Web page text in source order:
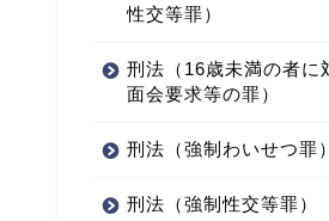
性交等罪）
刑法（16歳未満の者に
面会要求等の罪）
刑法（強制わいせつ罪）
刑法（強制性交等罪）